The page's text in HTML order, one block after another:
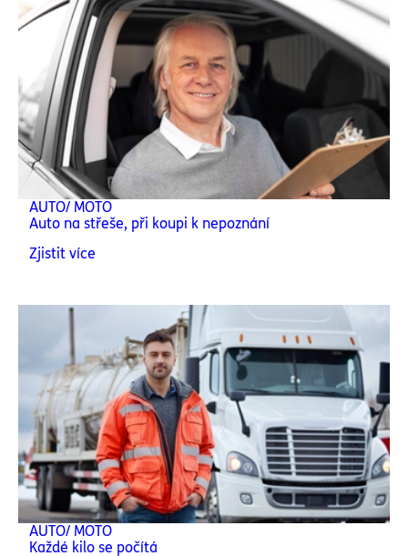
AUTO/ MOTO
Auto na střeše, při koupi k nepoznání
Zjistit více
AUTO/ MOTO
Každé kilo se počítá